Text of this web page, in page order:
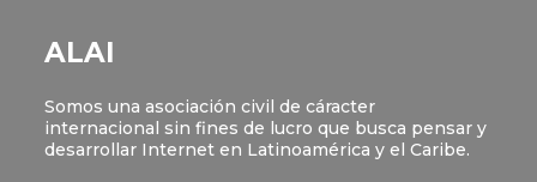
ALAI
Somos una asociación civil de cáracter
internacional sin fines de lucro que busca pensar y
desarrollar Internet en Latinoamérica y el Caribe.